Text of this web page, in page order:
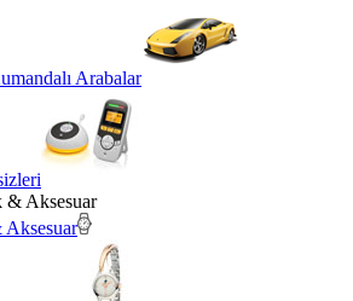
Arabalar